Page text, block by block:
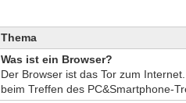
Thema
Was ist ein Browser?
Der Browser ist das Tor zum
beim Treffen des PC&Smartphone-